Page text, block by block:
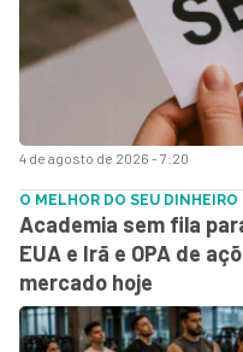
4 de agosto de 2026 - 7:20
O MELHOR DO SEU DINHEIRO
Academia sem fila
EUA e Irã e OPA de
mercado hoje